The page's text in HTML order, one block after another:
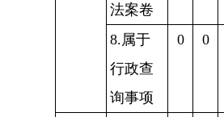
法案卷
8.属于
行政查
询事项
0 0